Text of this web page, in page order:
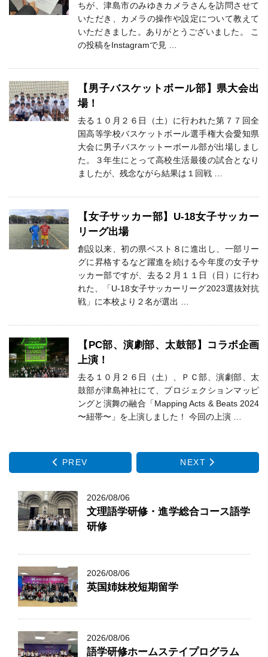
ちが、津島市のみゆきカメラさんを訪問させて
いただき、カメラの操作や設定について教えて
いただきました。ありがとうございました。 こ
の投稿をInstagramで見 …
【男子バスケットボール部】県大会出
場！
去る１０月２６日（土）に行われた第７７回全
国高等学校バスケットボール選手権大会愛知県
大会に男子バスケットーボール部が出場しまし
た。３年生にとって高校生活最後の試合となり
ましたが、残念ながら結果は１回戦 …
【女子サッカー部】U-18女子サッカー
リーグ出場
創設以来、初の県ベスト８に進出し、一部リー
グに昇格するなど躍進を続ける今年度の女子サ
ッカー部ですが、去る２月１１日（日）に行わ
れた、「U-18女子サッカーリーグ2023選抜対抗
戦」に本校より２名が選出 …
【PC部、演劇部、太鼓部】コラボ企画
上演！
去る１０月２６日（土）、ＰＣ部、演劇部、太
鼓部が津島神社にて、プロジェクションマッピ
ングと演舞の融合「Mapping Acts & Beats 2024
〜紐帯〜」を上演しました！ 今回の上演 …
PREV NEXT
2026/08/06
文理語学研修・進学総合コース語学
研修
2026/08/06
英国姉妹校短期留学
2026/08/06
語学研修ホームステイプログラム